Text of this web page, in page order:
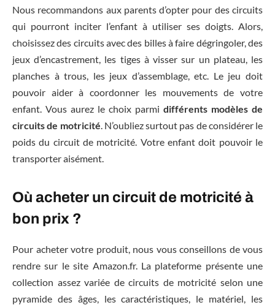
Nous recommandons aux parents d’opter pour des circuits
qui pourront inciter l’enfant à utiliser ses doigts. Alors,
choisissez des circuits avec des billes à faire dégringoler, des
jeux d’encastrement, les tiges à visser sur un plateau, les
planches à trous, les jeux d’assemblage, etc. Le jeu doit
pouvoir aider à coordonner les mouvements de votre
enfant. Vous aurez le choix parmi différents modèles de
circuits de motricité. N’oubliez surtout pas de considérer le
poids du circuit de motricité. Votre enfant doit pouvoir le
transporter aisément.
Où acheter un circuit de motricité à
bon prix ?
Pour acheter votre produit, nous vous conseillons de vous
rendre sur le site Amazon.fr. La plateforme présente une
collection assez variée de circuits de motricité selon une
pyramide des âges, les caractéristiques, le matériel, les